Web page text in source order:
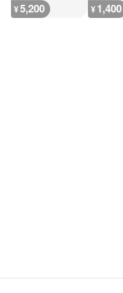
¥5,200 ¥1,400